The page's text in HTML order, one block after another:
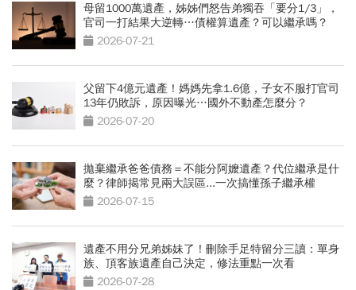
母留1000萬遺產，姊姊們怒告弟獨吞「要分1/3」，
官司一打結果大逆轉…債權算遺產？可以繼承嗎？
2026-07-21
父留下4億元遺產！媽媽先拿1.6億，子女不服打官司
13年仍敗訴，原因曝光…國外不動產怎麼分？
2026-07-20
拋棄繼承爸爸債務＝不能分阿嬤遺產？代位繼承是什
麼？律師揭常見兩大誤區...一次搞懂孫子繼承權
2026-07-15
遺產不用分兄弟姊妹了！刪除手足特留分三讀：單身
族、頂客族遺產自己決定，修法重點一次看
2026-07-28